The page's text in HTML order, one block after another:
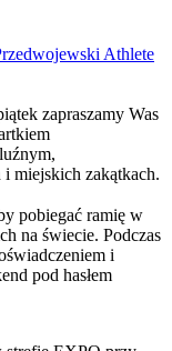
Athlete
zapraszamy Was
miejskich zakątkach.
pobiegać ramię w
na świecie. Podczas
i
pod hasłem